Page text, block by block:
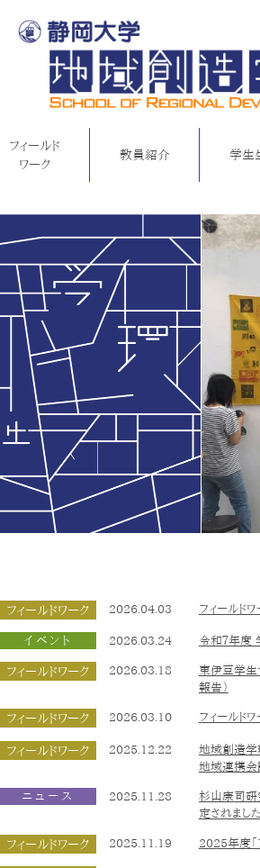
フィールド
ワーク
教員紹介 学生
フィールドワーク 2026.04.03 フィールド
イベント 2026.03.24 令和７年度
フィールドワーク 2026.03.18
東伊豆学生
報告）
フィールドワーク 2026.03.10 フィールド
フィールドワーク 2025.12.22
地域創造学
地域連携会
ニュース 2025.11.28
杉山康司研
定されました
フィールドワーク 2025.11.19 2025年度「